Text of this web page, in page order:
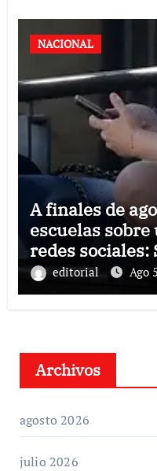
NACIONAL
A finales de
escuelas
redes
editorial Ago
Archivos
agosto 2026
julio 2026